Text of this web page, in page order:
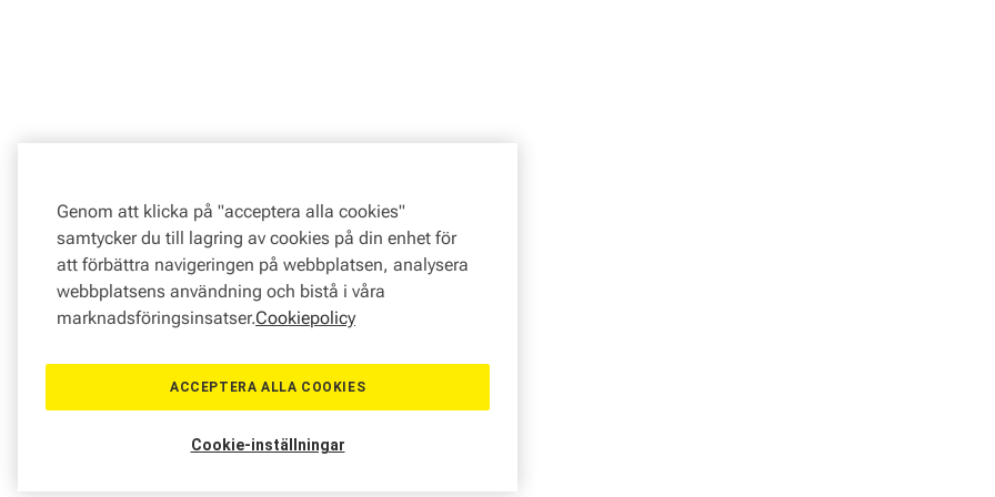
Genom att klicka på "acceptera alla cookies"
samtycker du till lagring av cookies på din enhet för
att förbättra navigeringen på webbplatsen, analysera
webbplatsens användning och bistå i våra
marknadsföringsinsatser.Cookiepolicy
ACCEPTERA ALLA COOKIES
Cookie-inställningar